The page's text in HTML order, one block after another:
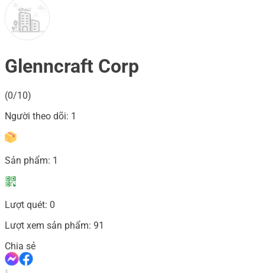
Glenncraft Corp
(0/10)
Người theo dõi: 1
Sản phẩm: 1
Lượt quét: 0
Lượt xem sản phẩm: 91
Chia sẻ